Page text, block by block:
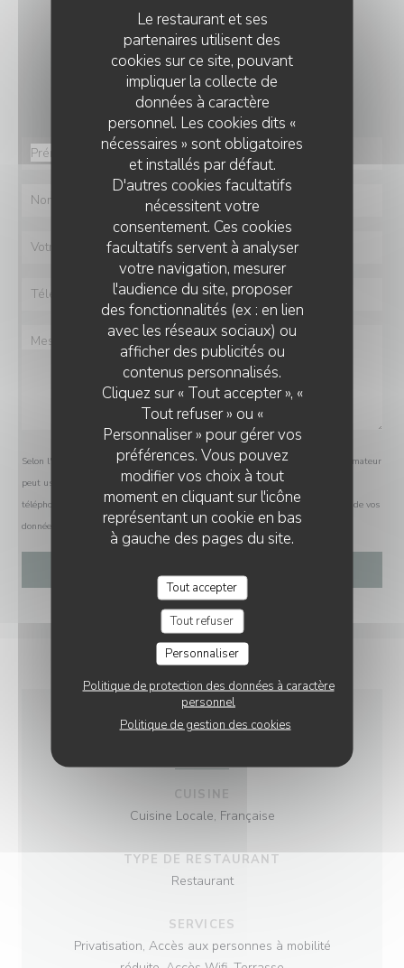
Le restaurant et ses
partenaires utilisent des
cookies sur ce site, pouvant
impliquer la collecte de
données à caractère
personnel. Les cookies dits «
nécessaires » sont obligatoires
et installés par défaut.
D'autres cookies facultatifs
nécessitent votre
consentement. Ces cookies
facultatifs servent à analyser
votre navigation, mesurer
l'audience du site, proposer
des fonctionnalités (ex : en lien
avec les réseaux sociaux) ou
afficher des publicités ou
contenus personnalisés.
Cliquez sur « Tout accepter », «
Tout refuser » ou «
Personnaliser » pour gérer vos
préférences. Vous pouvez
modifier vos choix à tout
moment en cliquant sur l'icône
représentant un cookie en bas
à gauche des pages du site.
Tout accepter
Tout refuser
Personnaliser
Politique de protection des données à caractère
personnel
Politique de gestion des cookies
NOUS CONTACTER
Vous désirez nous contacter ?
Remplissez le formulaire ci-dessous !
Selon l'article L.223-2 du code de la consommation, il est rappelé que le consommateur
peut user de son droit à s'inscrire sur la liste d'opposition au démarchage
téléphonique Bloctel : bloctel.gouv.fr. Pour plus d'informations sur le traitement de vos
données, consultez notre politique de confidentialité .
INFOS PRATIQUES
CUISINE
Cuisine Locale, Française
TYPE DE RESTAURANT
Restaurant
SERVICES
Privatisation, Accès aux personnes à mobilité